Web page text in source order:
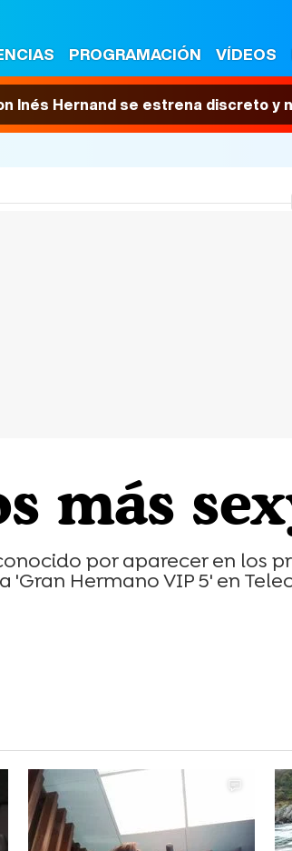
PROGRAMACIÓN VÍDEOS
Inés Hernand se estrena discreto y
más
por aparecer en los
'Gran Hermano VIP 5' en